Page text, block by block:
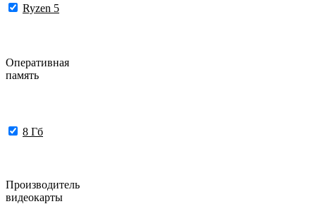
Ryzen 5
Оперативная
память
8 Гб
Производитель
видеокарты